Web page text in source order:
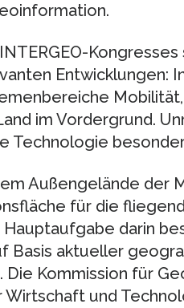
Entwicklungen:
im Vordergrund.
Technologie
Außengelände der
für die
darin
Basis aktueller
Die Kommission für
und